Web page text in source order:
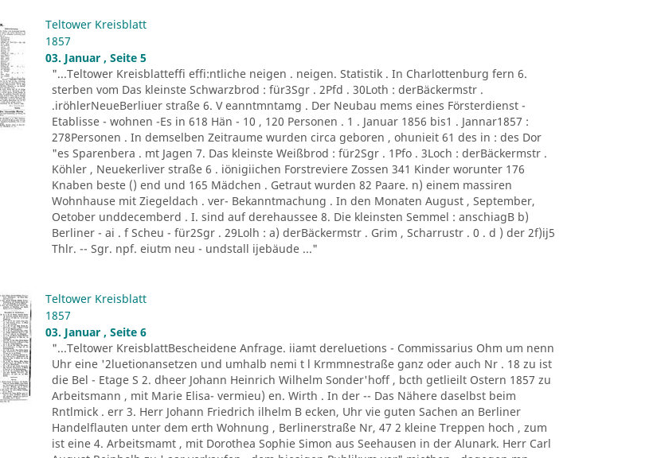
Teltower Kreisblatt
1857
03. Januar , Seite 5
"...Teltower Kreisblatteffi effi:ntliche neigen . neigen. Statistik . In Charlottenburg fern 6.
sterben vom Das kleinste Schwarzbrod : für3Sgr . 2Pfd . 30Loth : derBäckermstr .
.iröhlerNeueBerliuer straße 6. V eanntmntamg . Der Neubau mems eines Försterdienst -
Etablisse - wohnen -Es in 618 Hän - 10 , 120 Personen . 1 . Januar 1856 bis1 . Jannar1857 :
278Personen . In demselben Zeitraume wurden circa geboren , ohunieit 61 des in : des Dor
"es Sparenbera . mt Jagen 7. Das kleinste Weißbrod : für2Sgr . 1Pfo . 3Loch : derBäckermstr .
Köhler , Neuekerliver straße 6 . iönigiichen Forstreviere Zossen 341 Kinder worunter 176
Knaben beste () end und 165 Mädchen . Getraut wurden 82 Paare. n) einem massiren
Wohnhause mit Ziegeldach . ver- Bekanntmachung . In den Monaten August , September,
Oetober unddecemberd . I. sind auf derehaussee 8. Die kleinsten Semmel : anschiagB b)
Berliner - ai . f Scheu - für2Sgr . 29Lolh : a) derBäckermstr . Grim , Scharrustr . 0 . d ) der 2f)ij5
Thlr. -- Sgr. npf. eiutm neu - undstall ijebäude ..."
Teltower Kreisblatt
1857
03. Januar , Seite 6
"...Teltower KreisblattBescheidene Anfrage. iiamt dereluetions - Commissarius Ohm um nenn
Uhr eine '2luetionansetzen und umhalb nemi t l Krmmnestraße ganz oder auch Nr . 18 zu ist
die Bel - Etage S 2. dheer Johann Heinrich Wilhelm Sonder'hoff , bcth getlieilt Ostern 1857 zu
Arbeitsmann , mit Marie Elisa- vermieu) en. Wirth . In der -- Das Nähere daselbst beim
Rntlmick . err 3. Herr Johann Friedrich ilhelm B ecken, Uhr vie guten Sachen an Berliner
Handelflauten unter dem erth Wohnung , Berlinerstraße Nr, 47 2 kleine Treppen hoch , zum
ist eine 4. Arbeitsmamt , mit Dorothea Sophie Simon aus Seehausen in der Alunark. Herr Carl